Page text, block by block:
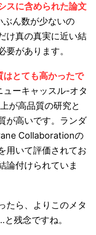
スに含められた論文
ぶん数が少ないの
け真の真実に近い結
があります。
とても高かったで
ーキャッスル-オタ
が高品質の研究と
が高いです。ランダ
Collaborationの
用いて評価されてお
論付けられていま
たら、よりこのメタ
残念ですね。